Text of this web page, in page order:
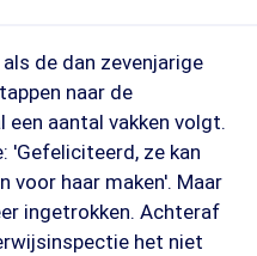
de dan zevenjarige
naar de
aantal vakken volgt.
'Gefeliciteerd, ze kan
voor haar maken'. Maar
ingetrokken. Achteraf
het niet